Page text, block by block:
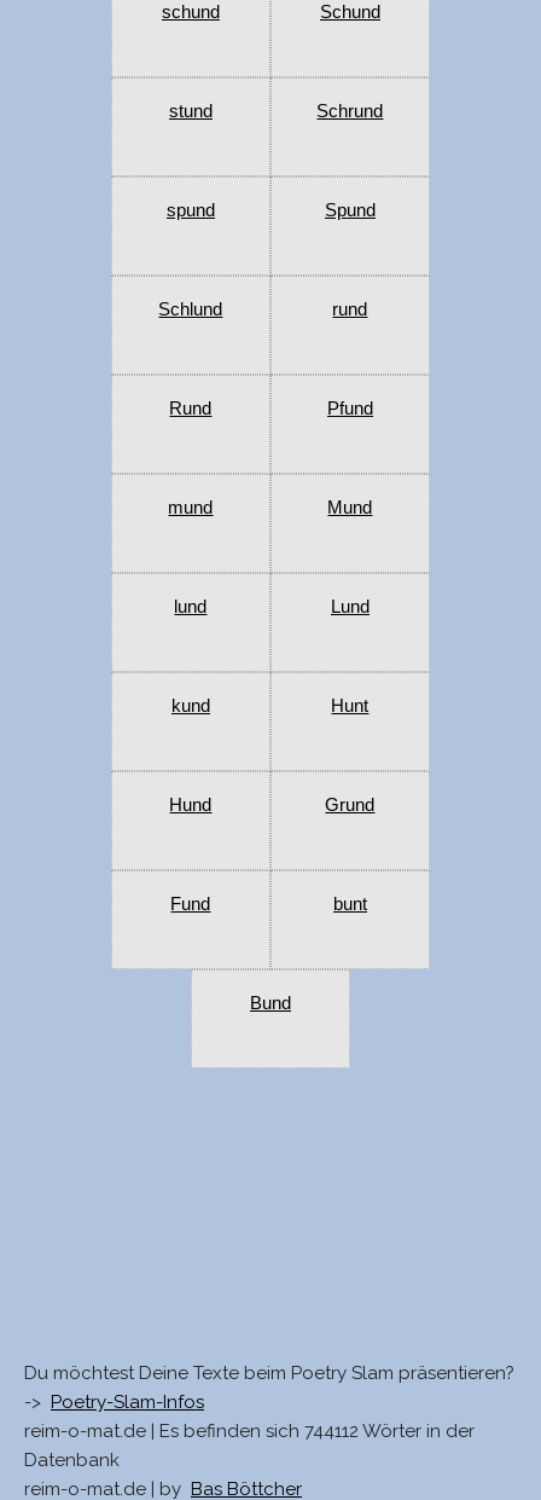
schund Schund
stund Schrund
spund Spund
Schlund rund
Rund Pfund
mund Mund
lund Lund
kund Hunt
Hund Grund
Fund bunt
Bund
Du möchtest Deine Texte beim Poetry Slam präsentieren?
-> Poetry-Slam-Infos
reim-o-mat.de | Es befinden sich 744112 Wörter in der
Datenbank
reim-o-mat.de | by Bas Böttcher